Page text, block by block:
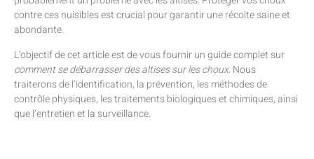
contre ces nuisibles est crucial pour garantir une récolte saine et
abondante.
L’objectif de cet article est de vous fournir un guide complet sur
comment se débarrasser des altises sur les choux. Nous
traiterons de l’identification, la prévention, les méthodes de
contrôle physiques, les traitements biologiques et chimiques, ainsi
que l’entretien et la surveillance.